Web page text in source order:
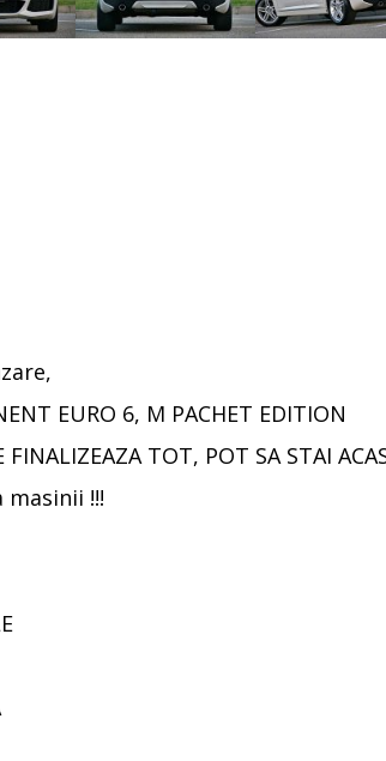
EURO 6, M PACHET EDITION
TOT, POT SA STAI
masinii !!!